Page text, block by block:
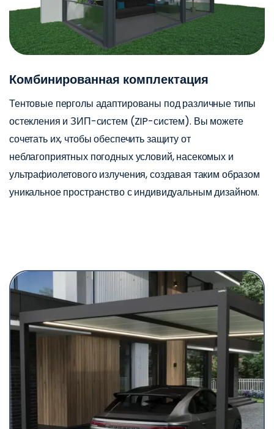
Комбинированная комплектация
Тентовые перголы адаптированы под различные типы
остекления и ЗИП-систем (ZIP-систем). Вы можете
сочетать их, чтобы обеспечить защиту от
неблагоприятных погодных условий, насекомых и
ультрафиолетового излучения, создавая таким образом
уникальное пространство с индивидуальным дизайном.